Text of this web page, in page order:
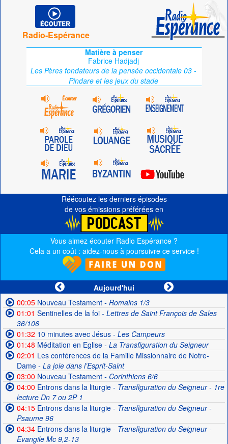
Radio-Espérance
Matière à penser
Fabrice Hadjadj
Les Pères fondateurs de la pensée occidentale 03 -
Pindare et les jeux du stade
Réécoutez les derniers épisodes
de vos émissions préférées en
Vous aimez écouter Radio Espérance ?
Cela a un coût : aidez-nous à poursuivre ce service !
Aujourd'hui
00:05Nouveau Testament- Romains 1/3
01:01 Sentinelles de la foi- Lettres de Saint François de Sales
36/106
01:32 10 minutes avec Jésus- Les Campeurs
01:48 Méditation en Eglise- La Transfiguration du Seigneur
02:01 Les conférences de la Famille Missionnaire de Notre-
Dame- La joie dans l’Esprit-Saint
03:00 Nouveau Testament- Corinthiens 6/6
04:00 Entrons dans la liturgie- Transfiguration du Seigneur - 1re
lecture Dn 7 ou 2P 1
04:15Entrons dans la liturgie- Transfiguration du Seigneur -
Psaume 96
04:34Entrons dans la liturgie- Transfiguration du Seigneur -
Evangile Mc 9,2-13